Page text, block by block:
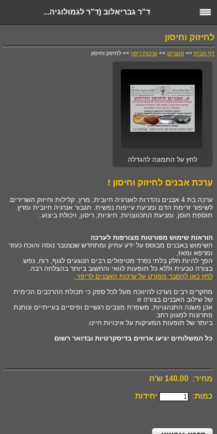
ד"ר גבריאלוב (ד"ר לגמולוגיה...
לחיזוק וחיסון
דף הבית >> מוצרים >> ערכות ריפוי >> לחיזוק וחיסון
לחץ על התמונה להגדלה
ערכת אבנים לחיזוק וחיסון !
ערכה בת 4 אבנים נהדרות לאנרגיה חיובית, מרץ, קלילות וחיזוק השרירים.
לשיפור זרימת הדם ומניעת עייפות נפשית. תגבור אנרגיה חיובית ומרץ.
תוספת חוסן, ומניעת התכווצויות, חיוניות, ריסון, ויכולת ביצוע..
הוראות שימוש מפורטות מצורפות לערכה
השימוש באבנים מבוסס על ידע עתיק ומתחדש שנצטבר נוסה והוכח כעזר
ומרפא ומאז,
הפך להיות חלק בלתי נפרד מטיפולים.רבים הנוגעים לגוף, רוח, נפש.
בצורה טבעית וללא כל תופעות לוואי והחשוב ביותר בהצלחה רבה.
לחץ כאן להסבר מפורט על ערכות האבנים לריפוי
מחקרים רבים נערכו להיווכח מעל לכל ספק כי תכולת ההרכבים הכימית
של שילוב האבנים בצורה זו
אכן משנה התנהגויות, משפרת מצבים רגשיים ופיסיים בעייתיים ונותנת
פתרונות למגוון רחב
ביותר של תופעות המעיקות על איכויות חיינו.
כל המשלוחים יגיעו ארוזים בדיסקרטיות ובדואר רשום
מחיר: 140.00 ש'ח
כמות: יחידות